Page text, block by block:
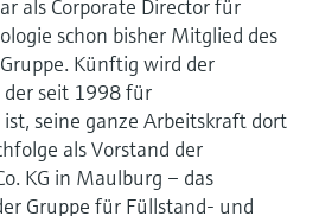
als Corporate Director für
schon bisher Mitglied des
Künftig wird der
der seit 1998 für
seine ganze Arbeitskraft dort
als Vorstand der
KG in Maulburg – das
Gruppe für Füllstand- und